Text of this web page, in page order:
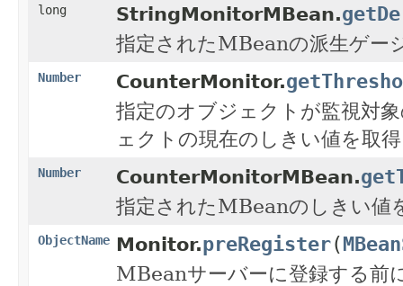
long StringMonitorMBean.
指定されたMBeanの派生ゲー
Number CounterMonitor.
指定のオブジェクトが監視対
ェクトの現在のしきい値を取
Number CounterMonitorMBean.
指定されたMBeanのしきい値
ObjectName Monitor.preRegister(
MBeanサーバーに登録する前